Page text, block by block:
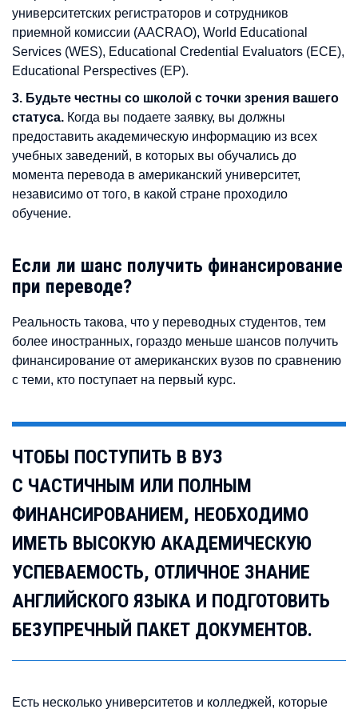
университетских регистраторов и сотрудников
приемной комиссии (AACRAO), World Educational
Services (WES), Educational Credential Evaluators (ECE),
Educational Perspectives (EP).
3. Будьте честны со школой с точки зрения вашего
статуса. Когда вы подаете заявку, вы должны
предоставить академическую информацию из всех
учебных заведений, в которых вы обучались до
момента перевода в американский университет,
независимо от того, в какой стране проходило
обучение.
Если ли шанс получить финансирование
при переводе?
Реальность такова, что у переводных студентов, тем
более иностранных, гораздо меньше шансов получить
финансирование от американских вузов по сравнению
с теми, кто поступает на первый курс.
ЧТОБЫ ПОСТУПИТЬ В ВУЗ
С ЧАСТИЧНЫМ ИЛИ ПОЛНЫМ
ФИНАНСИРОВАНИЕМ, НЕОБХОДИМО
ИМЕТЬ ВЫСОКУЮ АКАДЕМИЧЕСКУЮ
УСПЕВАЕМОСТЬ, ОТЛИЧНОЕ ЗНАНИЕ
АНГЛИЙСКОГО ЯЗЫКА И ПОДГОТОВИТЬ
БЕЗУПРЕЧНЫЙ ПАКЕТ ДОКУМЕНТОВ.
Есть несколько университетов и колледжей, которые